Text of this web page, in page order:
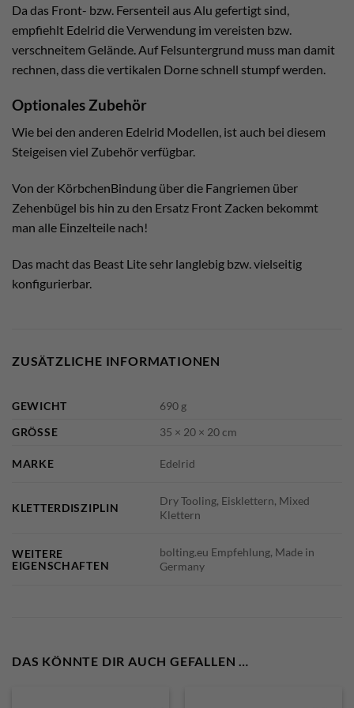
Da das Front- bzw. Fersenteil aus Alu gefertigt sind,
empfiehlt Edelrid die Verwendung im vereisten bzw.
verschneitem Gelände. Auf Felsuntergrund muss man damit
rechnen, dass die vertikalen Dorne schnell stumpf werden.
Optionales Zubehör
Wie bei den anderen Edelrid Modellen, ist auch bei diesem
Steigeisen viel Zubehör verfügbar.
Von der KörbchenBindung über die Fangriemen über
Zehenbügel bis hin zu den Ersatz Front Zacken bekommt
man alle Einzelteile nach!
Das macht das Beast Lite sehr langlebig bzw. vielseitig
konfigurierbar.
ZUSÄTZLICHE INFORMATIONEN
GEWICHT
690 g
GRÖSSE
35 × 20 × 20 cm
MARKE Edelrid
KLETTERDISZIPLIN
Dry Tooling, Eisklettern, Mixed
Klettern
WEITERE
EIGENSCHAFTEN
bolting.eu Empfehlung, Made in
Germany
DAS KÖNNTE DIR AUCH GEFALLEN …